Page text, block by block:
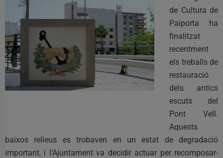
de Cultura de
Paiporta ha
finalitzat
recentment
els treballs de
restauració
dels antics
escuts del
Pont Vell.
Aquests
baixos relleus es trobaven en un estat de degradació
important, i l’Ajuntament va decidir actuar per recomposar-